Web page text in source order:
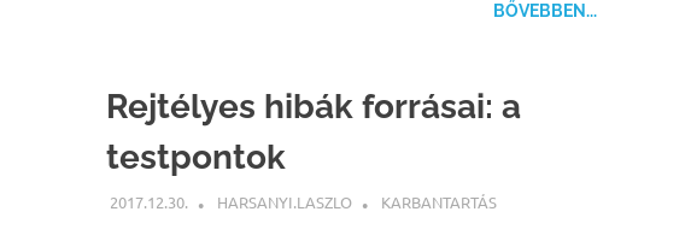
BŐVEBBEN...
Rejtélyes hibák forrásai: a
testpontok
2017.12.30. HARSANYI.LASZLO KARBANTARTÁS